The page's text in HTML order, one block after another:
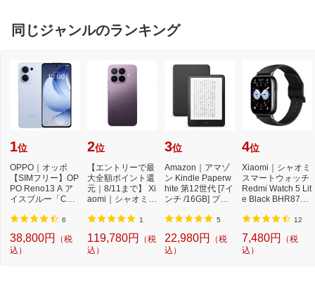
同じジャンルのランキング
1位
OPPO｜オッポ
【SIMフリー】OP
PO Reno13 A ア
イスブルー「CPH
m Snapdr...
6
38,800円
（税
込）
2位
【エントリーで最
大全額ポイント還
元｜8/11まで】 Xi
aomi｜シャオミ
i...
1
119,780円
（税
込）
3位
Amazon｜アマゾ
ン Kindle Paperw
hite 第12世代 [7イ
ンチ /16GB] ブラ
Y ...
5
22,980円
（税
込）
4位
Xiaomi｜シャオミ
スマートウォッチ
Redmi Watch 5 Lit
e Black BHR8789
12
7,480円
（税
込）